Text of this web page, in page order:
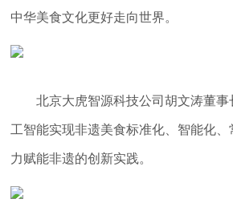
中华美食文化更好走向世界。
北京大虎智源科技公司胡文涛董
工智能实现非遗美食标准化、智能化
力赋能非遗的创新实践。